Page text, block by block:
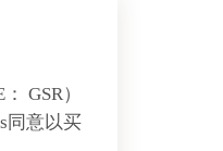
GSR）
同意以买